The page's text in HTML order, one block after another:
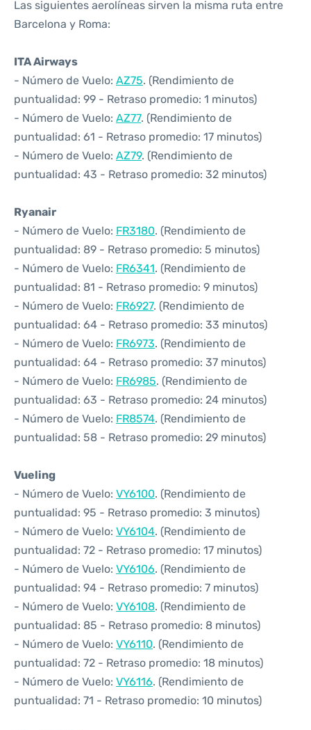
Las siguientes aerolíneas sirven la misma ruta entre
Barcelona y Roma:
ITA Airways
- Número de Vuelo: AZ75. (Rendimiento de
puntualidad: 99 - Retraso promedio: 1 minutos)
- Número de Vuelo: AZ77. (Rendimiento de
puntualidad: 61 - Retraso promedio: 17 minutos)
- Número de Vuelo: AZ79. (Rendimiento de
puntualidad: 43 - Retraso promedio: 32 minutos)
Ryanair
- Número de Vuelo: FR3180. (Rendimiento de
puntualidad: 89 - Retraso promedio: 5 minutos)
- Número de Vuelo: FR6341. (Rendimiento de
puntualidad: 81 - Retraso promedio: 9 minutos)
- Número de Vuelo: FR6927. (Rendimiento de
puntualidad: 64 - Retraso promedio: 33 minutos)
- Número de Vuelo: FR6973. (Rendimiento de
puntualidad: 64 - Retraso promedio: 37 minutos)
- Número de Vuelo: FR6985. (Rendimiento de
puntualidad: 63 - Retraso promedio: 24 minutos)
- Número de Vuelo: FR8574. (Rendimiento de
puntualidad: 58 - Retraso promedio: 29 minutos)
Vueling
- Número de Vuelo: VY6100. (Rendimiento de
puntualidad: 95 - Retraso promedio: 3 minutos)
- Número de Vuelo: VY6104. (Rendimiento de
puntualidad: 72 - Retraso promedio: 17 minutos)
- Número de Vuelo: VY6106. (Rendimiento de
puntualidad: 94 - Retraso promedio: 7 minutos)
- Número de Vuelo: VY6108. (Rendimiento de
puntualidad: 85 - Retraso promedio: 8 minutos)
- Número de Vuelo: VY6110. (Rendimiento de
puntualidad: 72 - Retraso promedio: 18 minutos)
- Número de Vuelo: VY6116. (Rendimiento de
puntualidad: 71 - Retraso promedio: 10 minutos)